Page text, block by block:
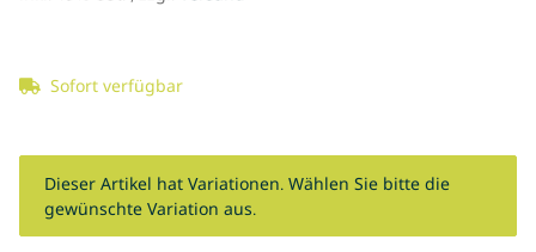
Sofort verfügbar
x
Dieser Artikel hat Variationen. Wählen Sie bitte die
gewünschte Variation aus.